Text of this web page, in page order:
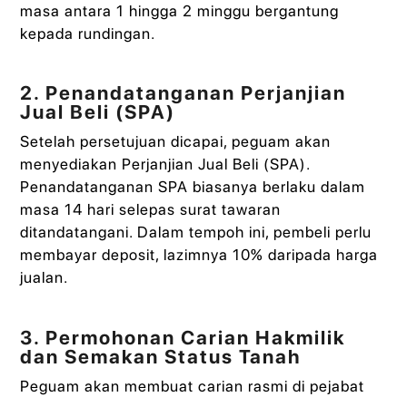
masa antara 1 hingga 2 minggu bergantung
kepada rundingan.
2. Penandatanganan Perjanjian
Jual Beli (SPA)
Setelah persetujuan dicapai, peguam akan
menyediakan Perjanjian Jual Beli (SPA).
Penandatanganan SPA biasanya berlaku dalam
masa 14 hari selepas surat tawaran
ditandatangani. Dalam tempoh ini, pembeli perlu
membayar deposit, lazimnya 10% daripada harga
jualan.
3. Permohonan Carian Hakmilik
dan Semakan Status Tanah
Peguam akan membuat carian rasmi di pejabat